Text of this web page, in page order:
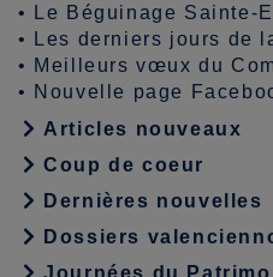
•
Le Béguinage Sainte-
•
Les derniers jours de
• Meilleurs vœux du
• Nouvelle page
Articles nouveaux
Coup de coeur
Dernières nouvelles
Dossiers
Journées du